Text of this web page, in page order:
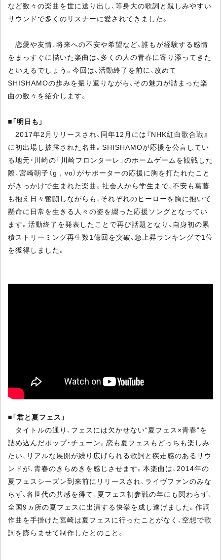
など数々の楽曲を世に送り出し、等身大の歌詞と親しみやすい
サウンドで多くのリスナーに愛されてきました。
恋愛や友情、将来への不安や希望など、誰もが経験する感情
をまっすぐに描いた楽曲は、多くの人の青春に寄り添ってきた
といえるでしょう。今回は、活動終了を前に、改めて
SHISHAMOの歩みを振り返りながら、その魅力が詰まった楽
曲の数々を紹介します。
■「明日も」
2017年2月リリースされ、同年12月には『NHK紅白歌合戦』
に初出場し披露された名曲。SHISHAMOが応援を公言してい
る地元・川崎の「川崎フロンターレ」のホームゲームを観戦した
際、宮崎朝子（g，vo）がサポーターの応援に胸を打たれたこと
がきっかけで生まれた楽曲。社会人から学生まで、不安も葛藤
も抱え日々奮闘しながらも、それぞれのヒーローを胸に抱いて
懸命に日常を生きる人々の姿を綴った応援ソングとなってい
ます。活動終了を発表したことで再び話題となり、自身初の累
積ストリーミング再生数1億回を突破、急上昇ランキングで1位
を獲得しました。
■「君と夏フェス」
タイトルの通り、フェスには欠かせない“夏フェス×青春”を
詰め込んだポップ・チューン。恋も夏フェスもどっちも楽しみ
たい、リアルな展開が繰り広げられる歌詞と疾走感のあるサウ
ンドが、青春のきらめきを感じさせます。本楽曲は、2014年の
夏フェスシーズン到来前にリリースされ、ライヴファンのみな
らず、各世代の共感を得て、夏フェス初参戦の年にも関わらず、
全国9ヵ所の夏フェスに出演する快挙を成し遂げました。作詞
作曲を手掛けた宮崎は夏フェスに行ったことがなく、空想で歌
詞を膨らませて制作したとのこと。